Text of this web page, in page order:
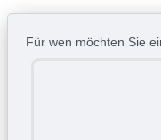
Für wen möchten Sie